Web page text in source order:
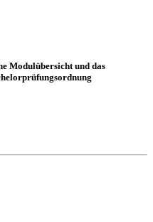
Modulübersicht und das